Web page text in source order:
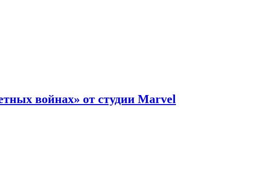
войнах» от студии Marvel